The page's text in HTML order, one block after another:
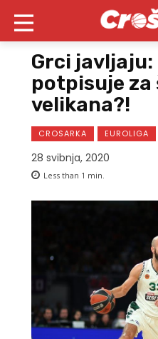
Grci javljaju:
potpisuje za
velikana?!
CROSARKA EUROLIGA
28 svibnja, 2020
Less than 1 min.